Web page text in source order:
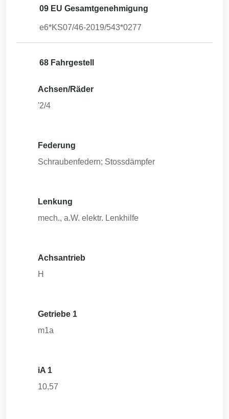
09 EU Gesamtgenehmigung
e6*KS07/46-2019/543*0277
68 Fahrgestell
Achsen/Räder
'2/4
Federung
Schraubenfedern; Stossdämpfer
Lenkung
mech., a.W. elektr. Lenkhilfe
Achsantrieb
H
Getriebe 1
m1a
iA 1
10,57